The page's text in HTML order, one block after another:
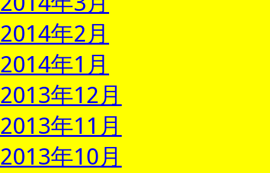
2014年2月
2014年1月
2013年12月
2013年11月
2013年10月